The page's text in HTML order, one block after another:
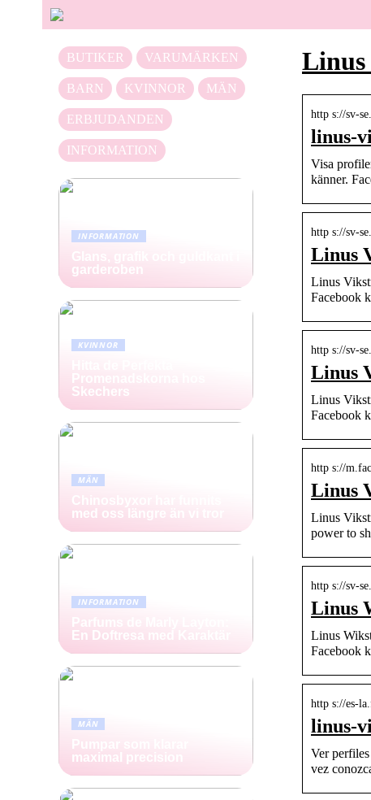
Linus
http s://sv-
linus-
Visa
känner.
http s://sv-
Linus
Linus
Facebook
http s://sv-
Linus
Linus
Facebook
http s://
Linus
Linus
power to
http s://sv-
Linus
Linus
Facebook
http s://es-
linus-
Ver
vez
BUTIKER VARUMÄRKEN
BARN KVINNOR MÄN
ERBJUDANDEN
INFORMATION
INFORMATION
Glans, grafik och guldkant i
garderoben
KVINNOR
Promenadskorna hos
Skechers
MÄN
Chinosbyxor har funnits
med oss längre än vi tror
INFORMATION
Parfums de Marly Layton:
En Doftresa med Karaktär
MÄN
Pumpar som klarar
maximal precision